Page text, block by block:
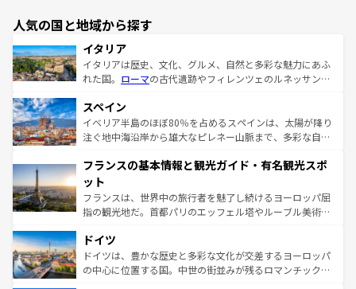
人気の国と地域から探す
イタリア
イタリアは歴史、文化、グルメ、自然と多彩な魅力にあふ
れた国。 ローマの古代遺跡やフィレンツェのルネッサンス
ろん、トスカーナの美しい田園風景やアマルフィ海岸の絶
景など、自然景観も見逃せない。観光の合間には、本場の
ピザやパスタなど、絶品のイタリア料理を堪能することも
ませてくれるイタリアで、忘れられない旅をしてみよう！
なお、新着のイタリア情報は
しい。
スペイン
イベリア半島のほぼ80％を占めるスペインは、太陽が降り
注ぐ地中海沿岸から雄大なピレネー山脈まで、多彩な自然
文化が根付くこの国では、情熱的なフラメンコ、熱気あふ
れる闘牛、そして美味しいタパスが生活の一部となってい
る。首都マドリードの洗練された雰囲気や、バルセロナの
アートに溢れた街角から、地方では古代ローマ遺跡や中世
せる。地方によって風土や気候が異なるスペインはその個
性で訪れる人を魅了する。 なお、新着のスペイン情報は コ
ンテンツ一覧を参照してほしい。
フランスの基本情報と観光ガイド・有名観光スポ
ット
フランスは、世界中の旅行者を魅了し続けるヨーロッパ屈
指の観光地だ。首都パリのエッフェル塔やルーブル美術館
で、幅広い魅力が詰まっている。華麗な宮殿、歴史的な大
聖堂、美しいビーチ、そして豊かな自然が、訪れる者を心
から魅了する。また、フランスは美食の国としても知ら
ドイツ
ドイツは、豊かな歴史と多彩な文化が交差するヨーロッパ
の中心に位置する国。中世の街並みが残るロマンチック街